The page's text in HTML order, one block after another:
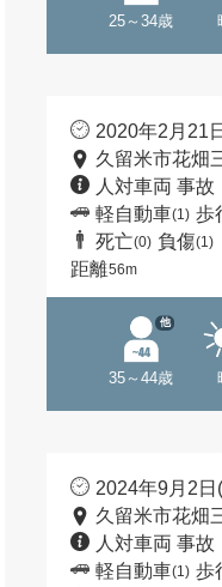
25～34歳
2020年2月21
久留米市花畑
人対車両 事故
軽自動車(1) 歩
死亡(0) 負傷(1)
距離56m
35～44歳
他
2024年9月2日
久留米市花畑
人対車両 事故
軽自動車(1) 歩